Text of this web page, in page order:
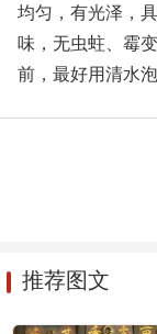
均匀，有光泽，
味，无虫蛀、霉
前，最好用清水
推荐图文